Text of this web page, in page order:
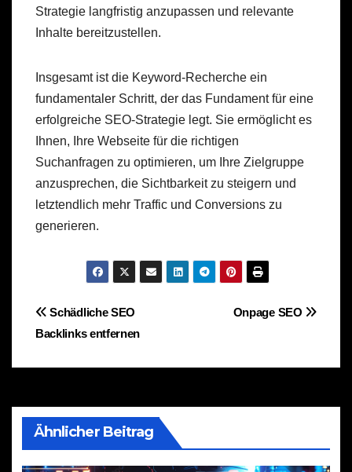
Strategie langfristig anzupassen und relevante
Inhalte bereitzustellen.
Insgesamt ist die Keyword-Recherche ein
fundamentaler Schritt, der das Fundament für eine
erfolgreiche SEO-Strategie legt. Sie ermöglicht es
Ihnen, Ihre Webseite für die richtigen
Suchanfragen zu optimieren, um Ihre Zielgruppe
anzusprechen, die Sichtbarkeit zu steigern und
letztendlich mehr Traffic und Conversions zu
generieren.
BeitragsnavigationOnpage SEO
Schädliche SEO
Backlinks entfernen
Ähnlicher Beitrag